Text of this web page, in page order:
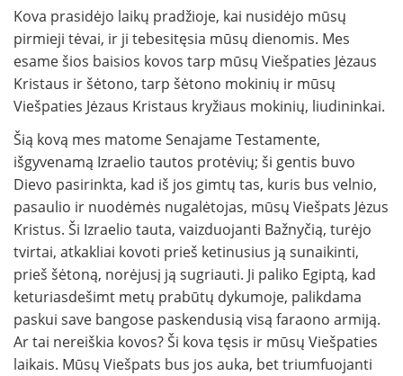
Kova prasidėjo laikų pradžioje, kai nusidėjo mūsų
pirmieji tėvai, ir ji tebesitęsia mūsų dienomis. Mes
esame šios baisios kovos tarp mūsų Viešpaties Jėzaus
Kristaus ir šėtono, tarp šėtono mokinių ir mūsų
Viešpaties Jėzaus Kristaus kryžiaus mokinių, liudininkai.
Šią kovą mes matome Senajame Testamente,
išgyvenamą Izraelio tautos protėvių; ši gentis buvo
Dievo pasirinkta, kad iš jos gimtų tas, kuris bus velnio,
pasaulio ir nuodėmės nugalėtojas, mūsų Viešpats Jėzus
Kristus. Ši Izraelio tauta, vaizduojanti Bažnyčią, turėjo
tvirtai, atkakliai kovoti prieš ketinusius ją sunaikinti,
prieš šėtoną, norėjusį ją sugriauti. Ji paliko Egiptą, kad
keturiasdešimt metų prabūtų dykumoje, palikdama
paskui save bangose paskendusią visą faraono armiją.
Ar tai nereiškia kovos? Ši kova tęsis ir mūsų Viešpaties
laikais. Mūsų Viešpats bus jos auka, bet triumfuojanti